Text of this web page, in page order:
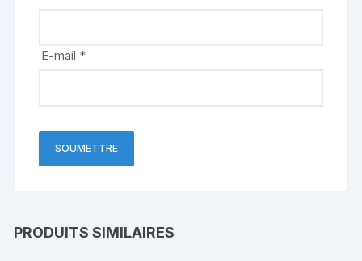
E-mail *
PRODUITS SIMILAIRES